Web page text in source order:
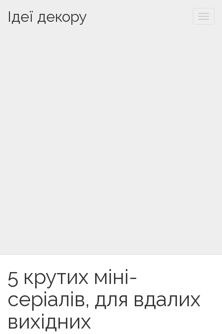
Ідеї декору
5 крутих міні-
серіалів, для вдалих
вихідних